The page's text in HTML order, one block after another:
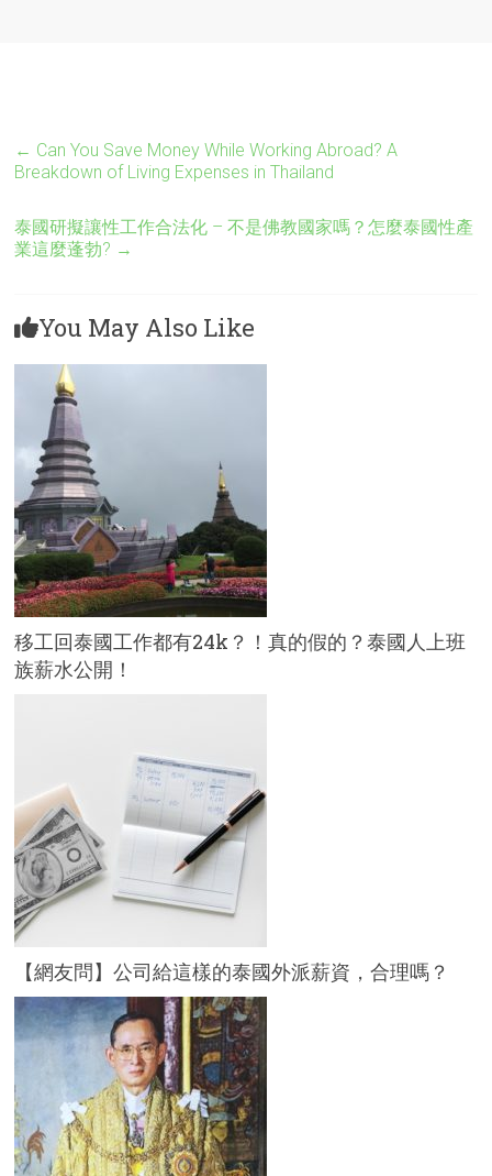
← Can You Save Money While Working Abroad? A
Breakdown of Living Expenses in Thailand
泰國研擬讓性工作合法化 – 不是佛教國家嗎？怎麼泰國性產
業這麼蓬勃? →
You May Also Like
移工回泰國工作都有24k？！真的假的？泰國人上班
族薪水公開！
【網友問】公司給這樣的泰國外派薪資，合理嗎？